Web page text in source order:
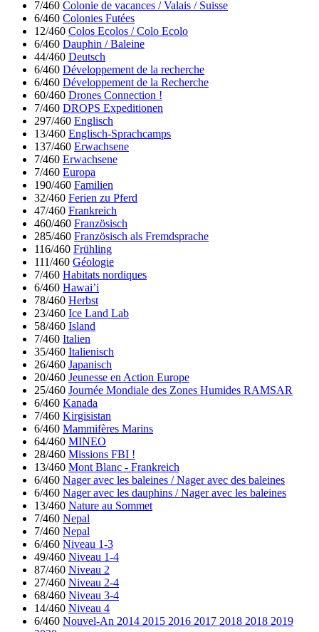
7/460 Colonie de vacances / Valais / Suisse
6/460 Colonies Futées
12/460 Colos Ecolos / Colo Ecolo
6/460 Dauphin / Baleine
44/460 Deutsch
6/460 Développement de la recherche
6/460 Développement de la Recherche
60/460 Drones Connection !
7/460 DROPS Expeditionen
297/460 Englisch
13/460 Englisch-Sprachcamps
137/460 Erwachsene
7/460 Erwachsene
7/460 Europa
190/460 Familien
32/460 Ferien zu Pferd
47/460 Frankreich
460/460 Französisch
285/460 Französisch als Fremdsprache
116/460 Frühling
111/460 Géologie
7/460 Habitats nordiques
6/460 Hawai’i
78/460 Herbst
23/460 Ice Land Lab
58/460 Island
7/460 Italien
35/460 Italienisch
26/460 Japanisch
20/460 Jeunesse en Action Europe
25/460 Journée Mondiale des Zones Humides RAMSAR
6/460 Kanada
7/460 Kirgisistan
6/460 Mammifères Marins
64/460 MINEO
28/460 Missions FBI !
13/460 Mont Blanc - Frankreich
6/460 Nager avec les baleines / Nager avec des baleines
6/460 Nager avec les dauphins / Nager avec les baleines
13/460 Nature au Sommet
7/460 Nepal
7/460 Nepal
6/460 Niveau 1-3
49/460 Niveau 1-4
87/460 Niveau 2
27/460 Niveau 2-4
68/460 Niveau 3-4
14/460 Niveau 4
6/460 Nouvel-An 2014 2015 2016 2017 2018 2018 2019